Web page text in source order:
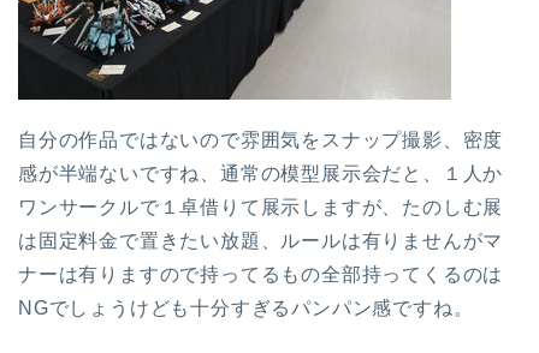
自分の作品ではないので雰囲気をスナップ撮影、密度
感が半端ないですね、通常の模型展示会だと、１人か
ワンサークルで１卓借りて展示しますが、たのしむ展
は固定料金で置きたい放題、ルールは有りませんがマ
ナーは有りますので持ってるもの全部持ってくるのは
NGでしょうけども十分すぎるパンパン感ですね。